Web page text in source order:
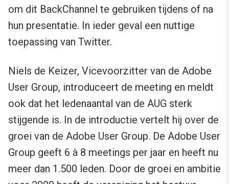
om dit BackChannel te gebruiken tijdens of na
hun presentatie. In ieder geval een nuttige
toepassing van Twitter.
Niels de Keizer, Vicevoorzitter van de Adobe
User Group, introduceert de meeting en meldt
ook dat het ledenaantal van de AUG sterk
stijgende is. In de introductie vertelt hij over de
groei van de Adobe User Group. De Adobe User
Group geeft 6 à 8 meetings per jaar en heeft nu
meer dan 1.500 leden. Door de groei en ambitie